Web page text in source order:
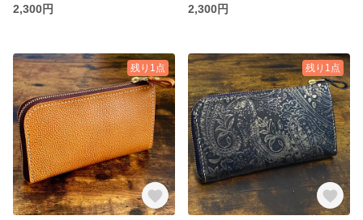
2,300円
2,300円
残り1点 残り1点